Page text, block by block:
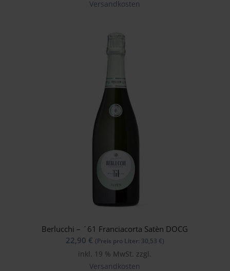
Versandkosten
Berlucchi – ´61 Franciacorta Satèn DOCG
22,90 € (Preis pro Liter: 30,53 €)
inkl. 19 % MwSt. zzgl.
Versandkosten